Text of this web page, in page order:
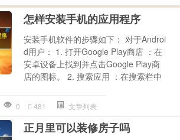
怎样安装手机的应用程序
安装手机软件的步骤如下： 对于Androi
d用户： 1. 打开Google Play商店 ：在
安卓设备上找到并点击Google Play商
店的图标。 2. 搜索应用 ：在搜索栏中
0 481 文章列表
正月里可以装修房子吗